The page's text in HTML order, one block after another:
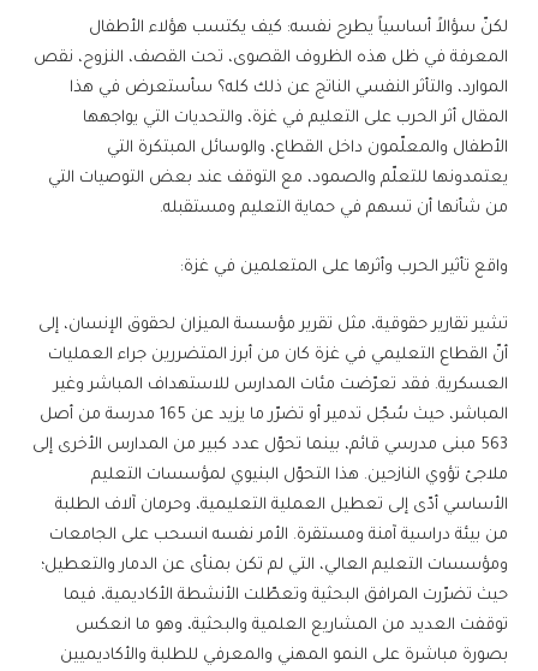
لكنّ سؤالاً أساسياً يطرح نفسه: كيف يكتسب هؤلاء الأطفال
المعرفة في ظل هذه الظروف القصوى، تحت القصف، النزوح، نقص
الموارد، والتأثر النفسي الناتج عن ذلك كله؟ سأستعرض في هذا
المقال أثر الحرب على التعليم في غزة، والتحديات التي يواجهها
الأطفال والمعلّمون داخل القطاع، والوسائل المبتكرة التي
يعتمدونها للتعلّم والصمود، مع التوقف عند بعض التوصيات التي
من شأنها أن تسهم في حماية التعليم ومستقبله.
واقع تأثير الحرب وأثرها على المتعلمين في غزة:
تشير تقارير حقوقية، مثل تقرير مؤسسة الميزان لحقوق الإنسان، إلى
أنّ القطاع التعليمي في غزة كان من أبرز المتضررين جراء العمليات
العسكرية. فقد تعرّضت مئات المدارس للاستهداف المباشر وغير
المباشر، حيث سُجّل تدمير أو تضرّر ما يزيد عن 165 مدرسة من أصل
563 مبنى مدرسي قائم، بينما تحوّل عدد كبير من المدارس الأخرى إلى
ملاجئ تؤوي النازحين. هذا التحوّل البنيوي لمؤسسات التعليم
الأساسي أدّى إلى تعطيل العملية التعليمية، وحرمان آلاف الطلبة
من بيئة دراسية آمنة ومستقرة. الأمر نفسه انسحب على الجامعات
ومؤسسات التعليم العالي، التي لم تكن بمنأى عن الدمار والتعطيل؛
حيث تضرّرت المرافق البحثية وتعطّلت الأنشطة الأكاديمية، فيما
توقفت العديد من المشاريع العلمية والبحثية، وهو ما انعكس
بصورة مباشرة على النمو المهني والمعرفي للطلبة والأكاديميين